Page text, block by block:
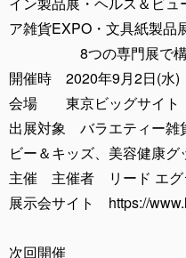
ア雑貨EXPO・文具紙製品
8つの専門展で構成
開催時 2020年9月2日(水)
会場 東京ビッグサイト
出展対象 バラエティー雑
ビー＆キッズ、美容健康
主催 主催者 リード エグ
展示会サイト https://
次回開催